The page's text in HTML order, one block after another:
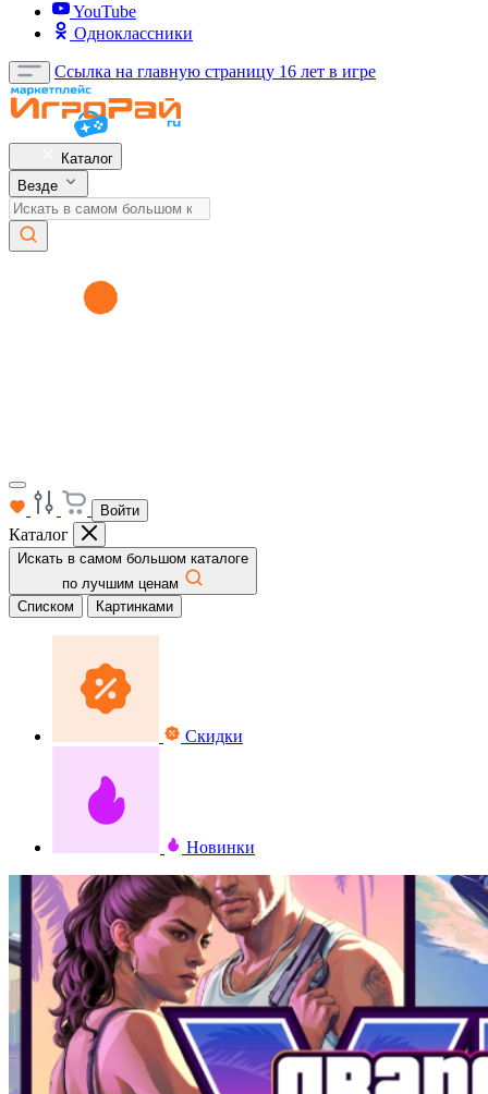
YouTube
Одноклассники
Ссылка на главную страницу 16 лет в игре
Каталог
Везде
Войти
Каталог
Искать в самом большом каталоге
по лучшим ценам
Списком
Картинками
Скидки
Новинки